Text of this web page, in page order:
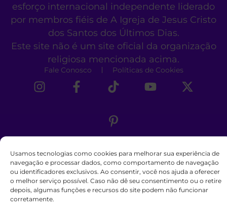
Usamos tecnologias como cookies para melhorar sua experiência de
navegação e processar dados, como comportamento de navegação
ou identificadores exclusivos. Ao consentir, você nos ajuda a oferecer
o melhor serviço possível. Caso não dê seu consentimento ou o retire
depois, algumas funções e recursos do site podem não funcionar
corretamente.
esforço internacional independente liderado
por membros fiéis de A Igreja de Jesus Cristo
dos Santos dos Últimos Dias.
Este site não é um site oficial da organização
religiosa mencionada acima.
Fale Conosco Políticas de Cookies